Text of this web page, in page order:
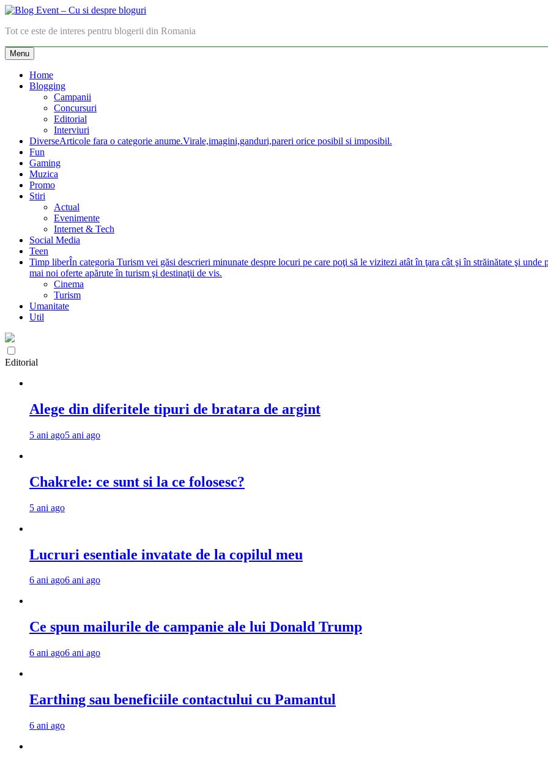
Skip
content
Blog Event – Cu si despre bloguri
Tot ce este de interes pentru blogerii din Romania
Menu
Home
Blogging
Campanii
Concursuri
Editorial
Interviuri
DiverseArticole fara o categorie anume.Virale,imagini,ganduri,pareri orice posibil si imposibil.
Fun
Gaming
Muzica
Promo
Stiri
Actual
Evenimente
Internet & Tech
Social Media
Teen
Timp liberÎn categoria Turism vei găsi descrieri minunate despre locuri pe care poţi să le vizitezi atât în ţara cât şi în străinătate şi
mai noi oferte apărute în turism şi destinaţii de vis.
Cinema
Turism
Umanitate
Util
Editorial
Alege din diferitele tipuri de bratara de argint
5 ani ago5 ani ago
Chakrele: ce sunt si la ce folosesc?
5 ani ago
Lucruri esentiale invatate de la copilul meu
6 ani ago6 ani ago
Ce spun mailurile de campanie ale lui Donald Trump
6 ani ago6 ani ago
Earthing sau beneficiile contactului cu Pamantul
6 ani ago